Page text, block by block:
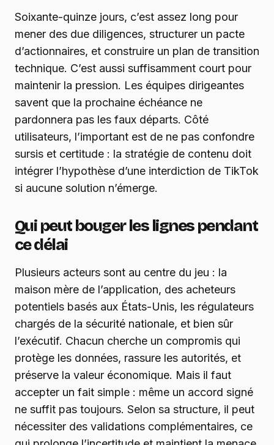
Soixante-quinze jours, c’est assez long pour
mener des due diligences, structurer un pacte
d’actionnaires, et construire un plan de transition
technique. C’est aussi suffisamment court pour
maintenir la pression. Les équipes dirigeantes
savent que la prochaine échéance ne
pardonnera pas les faux départs. Côté
utilisateurs, l’important est de ne pas confondre
sursis et certitude : la stratégie de contenu doit
intégrer l’hypothèse d’une interdiction de TikTok
si aucune solution n’émerge.
Qui peut bouger les lignes pendant
ce délai
Plusieurs acteurs sont au centre du jeu : la
maison mère de l’application, des acheteurs
potentiels basés aux États-Unis, les régulateurs
chargés de la sécurité nationale, et bien sûr
l’exécutif. Chacun cherche un compromis qui
protège les données, rassure les autorités, et
préserve la valeur économique. Mais il faut
accepter un fait simple : même un accord signé
ne suffit pas toujours. Selon sa structure, il peut
nécessiter des validations complémentaires, ce